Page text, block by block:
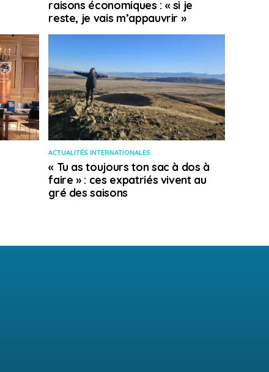
raisons économiques : « si je
reste, je vais m’appauvrir »
ACTUALITÉS INTERNATIONALES
« Tu as toujours ton sac à dos à
faire » : ces expatriés vivent au
gré des saisons